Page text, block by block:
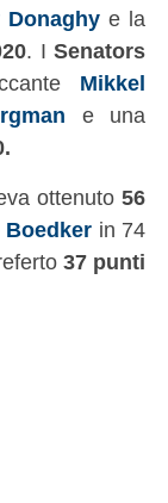
Donaghye la
. ISenators
Mikkel
e una
ottenuto56
Boedker in 74
37 punti